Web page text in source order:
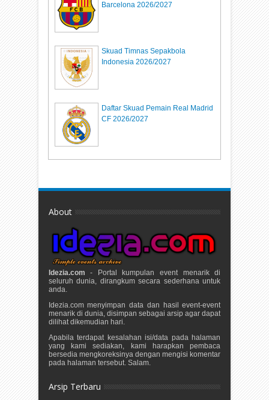
Barcelona 2026/2027
Skuad Timnas Sepakbola
Indonesia 2026/2027
Daftar Skuad Pemain Real Madrid
CF 2026/2027
About
Idezia.com - Portal kumpulan event menarik di
seluruh dunia, dirangkum secara sederhana untuk
anda.
Idezia.com menyimpan data dan hasil event-event
menarik di dunia, disimpan sebagai arsip agar dapat
dilihat dikemudian hari.
Apabila terdapat kesalahan isi/data pada halaman
yang kami sediakan, kami harapkan pembaca
bersedia mengkoreksinya dengan mengisi komentar
pada halaman tersebut. Salam.
Arsip Terbaru